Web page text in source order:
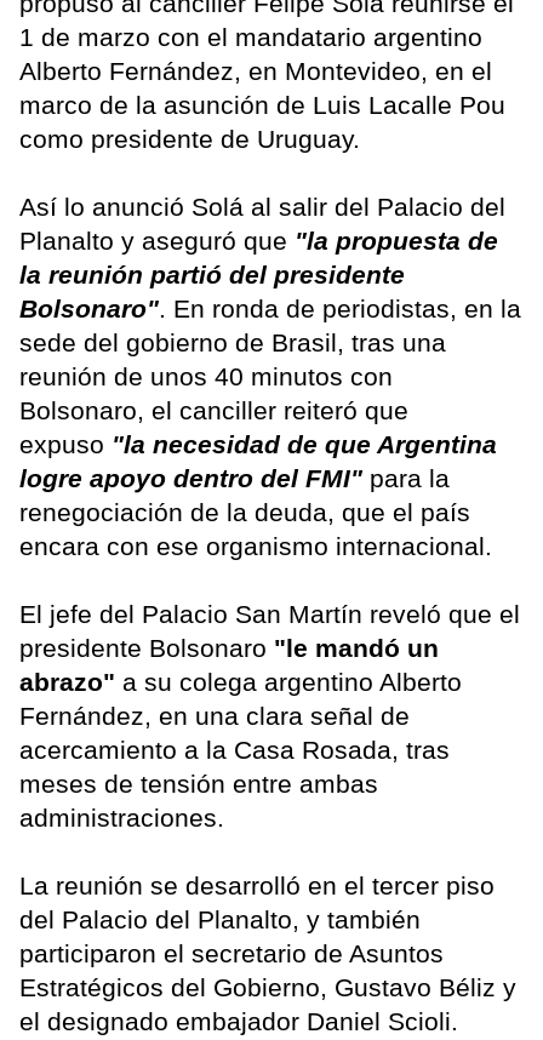
1 de marzo con el mandatario argentino
Alberto Fernández, en Montevideo, en el
marco de la asunción de Luis Lacalle Pou
como presidente de Uruguay.
Así lo anunció Solá al salir del Palacio del
Planalto y aseguró que "la propuesta de
la reunión partió del presidente
Bolsonaro". En ronda de periodistas, en la
sede del gobierno de Brasil, tras una
reunión de unos 40 minutos con
Bolsonaro, el canciller reiteró que
expuso "la necesidad de que Argentina
logre apoyo dentro del FMI" para la
renegociación de la deuda, que el país
encara con ese organismo internacional.
El jefe del Palacio San Martín reveló que el
presidente Bolsonaro "le mandó un
abrazo" a su colega argentino Alberto
Fernández, en una clara señal de
acercamiento a la Casa Rosada, tras
meses de tensión entre ambas
administraciones.
La reunión se desarrolló en el tercer piso
del Palacio del Planalto, y también
participaron el secretario de Asuntos
Estratégicos del Gobierno, Gustavo Béliz y
el designado embajador Daniel Scioli.